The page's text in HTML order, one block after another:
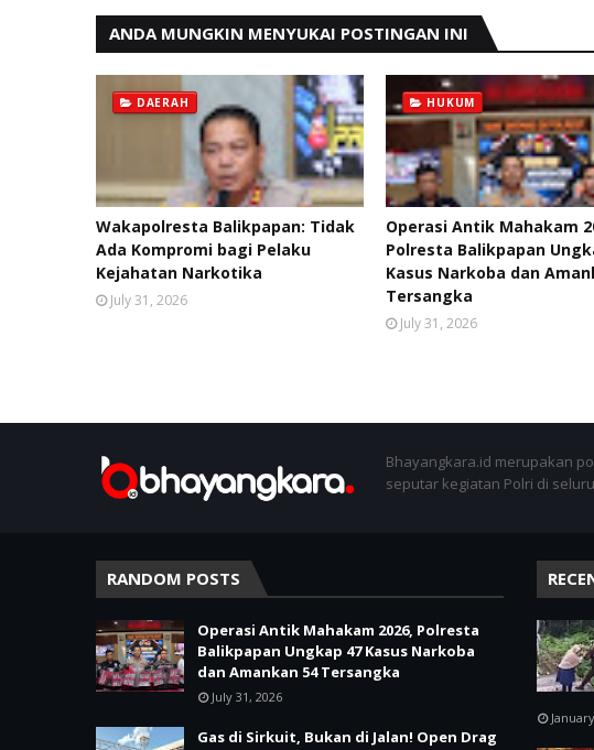
ANDA MUNGKIN MENYUKAI POSTINGAN INI
DAERAH
Wakapolresta Balikpapan: Tidak
Ada Kompromi bagi Pelaku
Kejahatan Narkotika
July 31, 2026
HUKUM
Operasi Antik Mahakam
Polresta Balikpapan
Kasus Narkoba dan
Tersangka
July 31, 2026
Bhayangkara.id merupakan
seputar kegiatan Polri di
RANDOM POSTS
Operasi Antik Mahakam 2026, Polresta
Balikpapan Ungkap 47 Kasus Narkoba
dan Amankan 54 Tersangka
July 31, 2026
Gas di Sirkuit, Bukan di Jalan! Open Drag